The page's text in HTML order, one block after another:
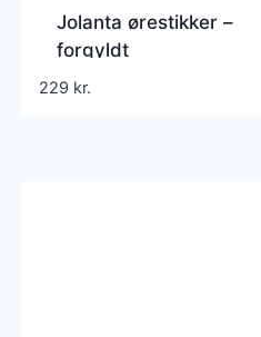
Jolanta ørestikker –
forgyldt
229 kr.